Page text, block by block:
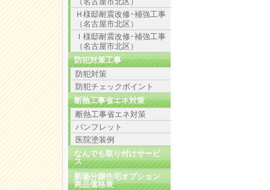
Ｈ様邸耐震改修･補強工事
（名古屋市北区）
Ｉ様邸耐震改修･補強工事
（名古屋市北区）
防犯対策工事
防犯対策
防犯チェックポイント
断熱工事省エネ対策
断熱工事省エネ対策
パンフレット
医院塗装例
なんでも取り付けサービ
ス
新築分譲住宅オプション
商品価格表